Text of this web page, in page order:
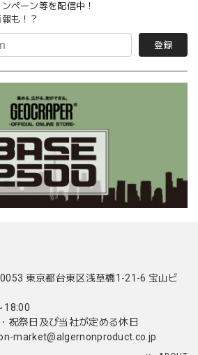
ペーン等を配信中！
も！？
登録
東京都台東区浅草橋1-21-6 宝山ビ
18:00
祝祭日及び当社が定める休日
market@algernonproduct.co.jp